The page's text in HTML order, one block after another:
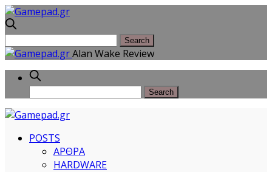
Alan Wake Review
POSTS
ΑΡΘΡΑ
HARDWARE